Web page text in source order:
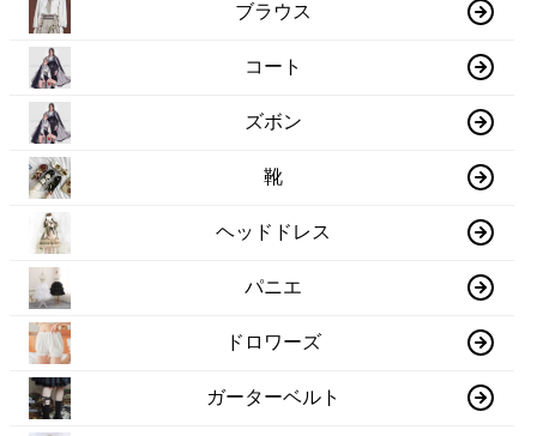
ブラウス
コート
ズボン
靴
ヘッドドレス
パニエ
ドロワーズ
ガーターベルト